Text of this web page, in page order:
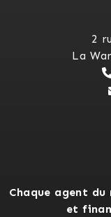
2
La
Chaque agent
et